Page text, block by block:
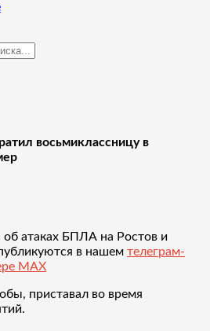
восьмиклассницу в
атаках БПЛА на Ростов и
в нашем телеграм-
MAX
приставал во время